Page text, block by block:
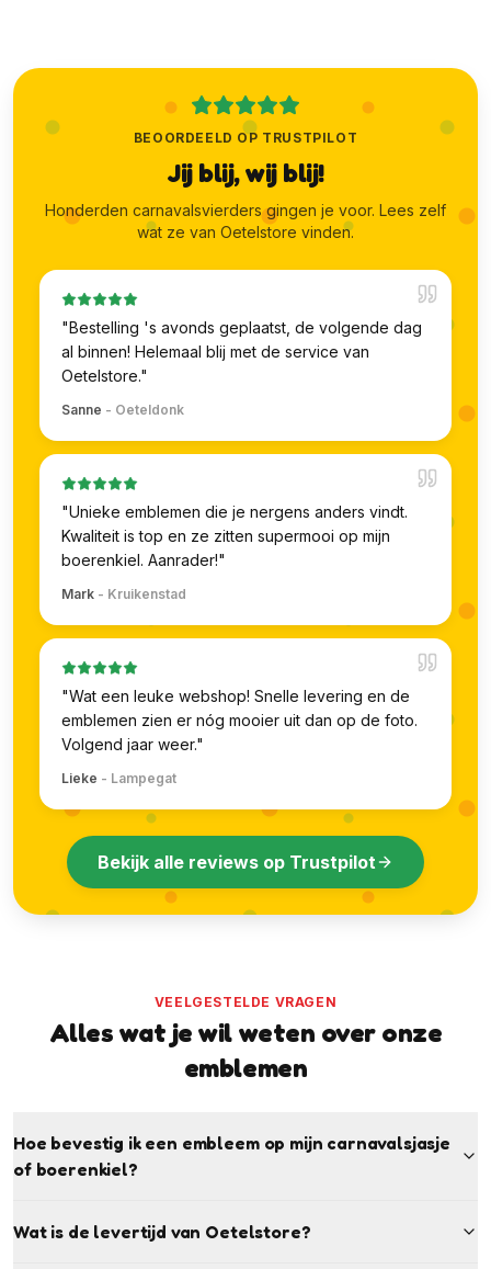
BEOORDEELD OP TRUSTPILOT
Jij blij, wij blij!
Honderden carnavalsvierders gingen je voor. Lees zelf
wat ze van Oetelstore vinden.
"Bestelling 's avonds geplaatst, de volgende dag
al binnen! Helemaal blij met de service van
Oetelstore."
Sanne - Oeteldonk
"Unieke emblemen die je nergens anders vindt.
Kwaliteit is top en ze zitten supermooi op mijn
boerenkiel. Aanrader!"
Mark - Kruikenstad
"Wat een leuke webshop! Snelle levering en de
emblemen zien er nóg mooier uit dan op de foto.
Volgend jaar weer."
Lieke - Lampegat
Bekijk alle reviews op Trustpilot
VEELGESTELDE VRAGEN
Alles wat je wil weten over onze
emblemen
Hoe bevestig ik een embleem op mijn carnavalsjasje
of boerenkiel?
Wat is de levertijd van Oetelstore?